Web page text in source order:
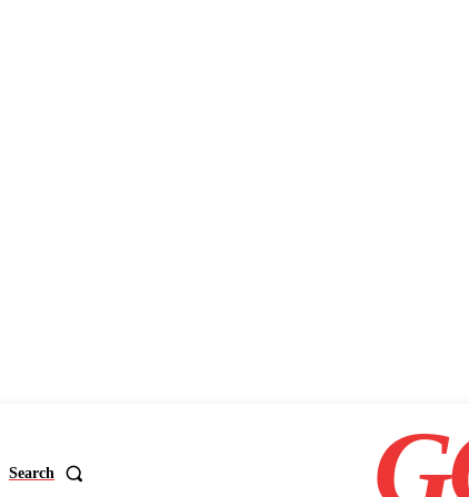
Search